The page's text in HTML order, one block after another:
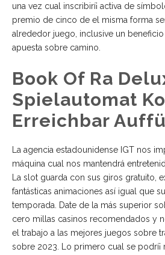
una vez cual inscribirí¡ activa de
premio de cinco de el misma forma
alrededor juego, inclusive un
apuesta sobre camino.
Book Of Ra
Spielautomat
Erreichbar
La agencia estadounidense IGT nos
máquina cual nos mantendrá
La slot guarda con sus giros gratuito,
fantásticas animaciones así­ igual que
temporada. Date de la más superior
cero millas casinos recomendados y
el trabajo a las mejores juegos sobre
sobre 2023. Lo primero cual se podrí¡